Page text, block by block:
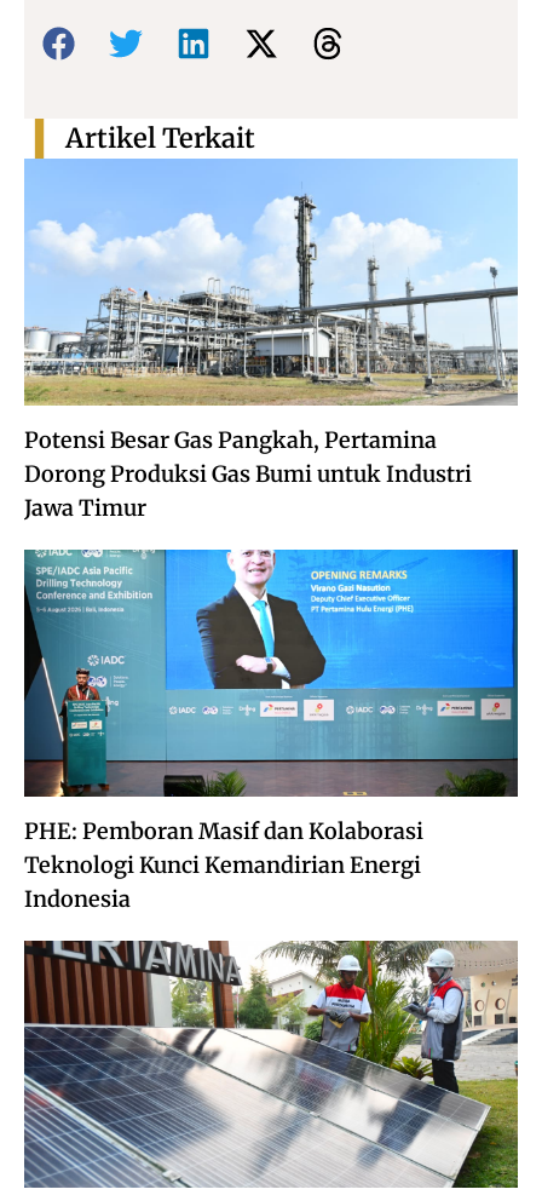
Bagikan:
Potensi Besar Gas Pangkah, Pertamina
Dorong Produksi Gas Bumi untuk Industri
Jawa Timur
PHE: Pemboran Masif dan Kolaborasi
Teknologi Kunci Kemandirian Energi
Indonesia
Artikel Terkait